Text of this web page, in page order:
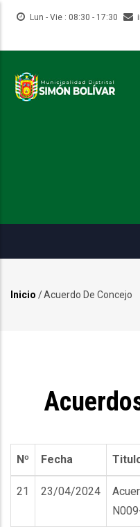
Pasar
contenido
Lun - Vie : 08:30 - 17:30
navegación
Inicio /Acuerdo De Concejo
Nº Fecha
21 23/04/2024